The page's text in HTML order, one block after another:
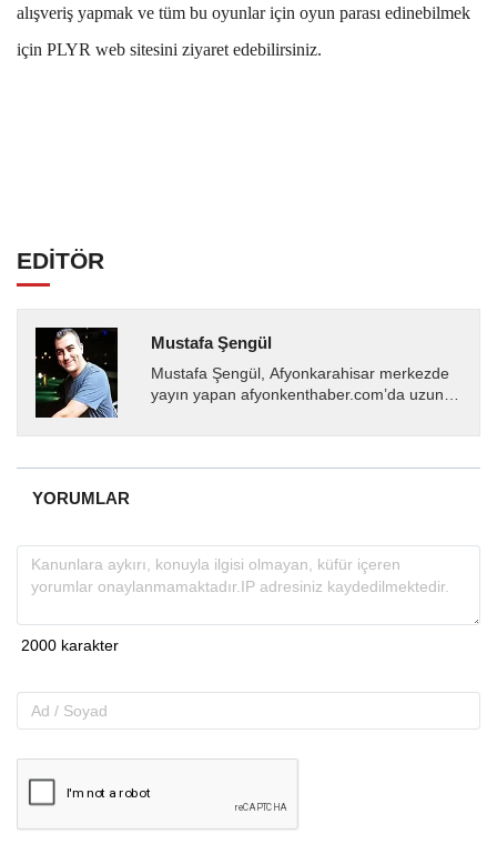
alışveriş yapmak ve tüm bu oyunlar için oyun parası edinebilmek
için PLYR web sitesini ziyaret edebilirsiniz.
EDİTÖR
Mustafa Şengül
Mustafa Şengül, Afyonkarahisar merkezde
yayın yapan afyonkenthaber.com’da uzun
almakta, haber akışı...
YORUMLAR